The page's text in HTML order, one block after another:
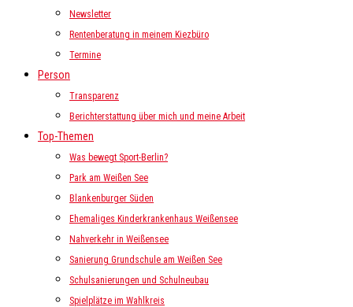
Newsletter
Rentenberatung in meinem Kiezbüro
Termine
Person
Transparenz
Berichterstattung über mich und meine Arbeit
Top-Themen
Was bewegt Sport-Berlin?
Park am Weißen See
Blankenburger Süden
Ehemaliges Kinderkrankenhaus Weißensee
Nahverkehr in Weißensee
Sanierung Grundschule am Weißen See
Schulsanierungen und Schulneubau
Spielplätze im Wahlkreis